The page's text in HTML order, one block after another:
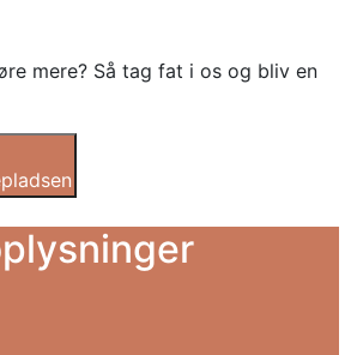
mere? Så tag fat i os og bliv en